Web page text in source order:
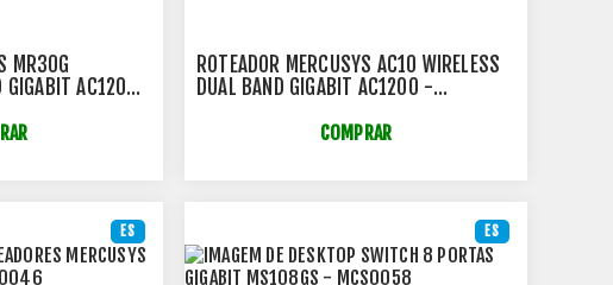
MR30G
GIGABIT AC1200
ROTEADOR MERCUSYS AC10 WIRELESS
DUAL BAND GIGABIT AC1200 -
COMPRAR
ES ES